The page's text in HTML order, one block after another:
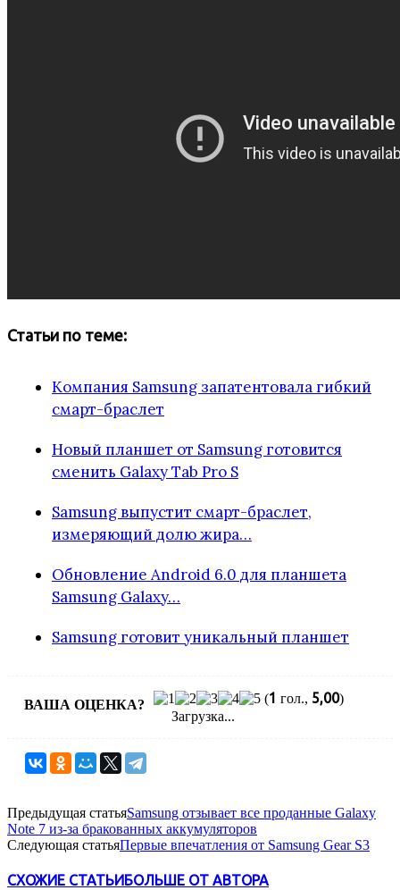
Статьи по теме:
Компания Samsung запатентовала гибкий
смарт-браслет
Новый планшет от Samsung готовится
сменить Galaxy Tab Pro S
Samsung выпустит смарт-браслет,
измеряющий долю жира…
Обновление Android 6.0 для планшета
Samsung Galaxy…
Samsung готовит уникальный планшет
ВАША ОЦЕНКА? (1 гол., 5,00)
Загрузка...
Предыдущая статьяSamsung отзывает все проданные Galaxy
Note 7 из-за бракованных аккумуляторов
Следующая статьяПервые впечатления от Samsung Gear S3
СХОЖИЕ СТАТЬИБОЛЬШЕ ОТ АВТОРА